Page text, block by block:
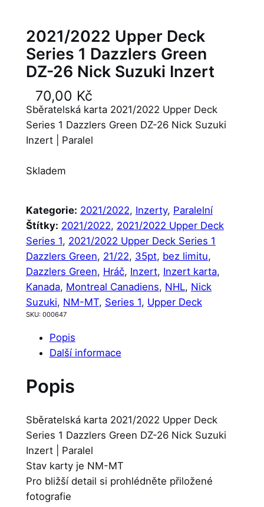
2021/2022 Upper Deck
Series 1 Dazzlers Green
DZ-26 Nick Suzuki Inzert
70,00 Kč
Sběratelská karta 2021/2022 Upper Deck
Series 1 Dazzlers Green DZ-26 Nick Suzuki
Inzert | Paralel
Skladem
Kategorie: 2021/2022, Inzerty, Paralelní
Štítky: 2021/2022, 2021/2022 Upper Deck
Series 1, 2021/2022 Upper Deck Series 1
Dazzlers Green, 21/22, 35pt, bez limitu
Dazzlers Green, Hráč, Inzert, Inzert karta
Kanada, Montreal Canadiens, NHL, Nick
Suzuki, NM-MT, Series 1, Upper Deck
SKU: 000647
Popis
Další informace
Popis
Sběratelská karta 2021/2022 Upper Deck
Series 1 Dazzlers Green DZ-26 Nick Suzuki
Inzert | Paralel
Stav karty je NM-MT
Pro bližší detail si prohlédněte přiložené
fotografie